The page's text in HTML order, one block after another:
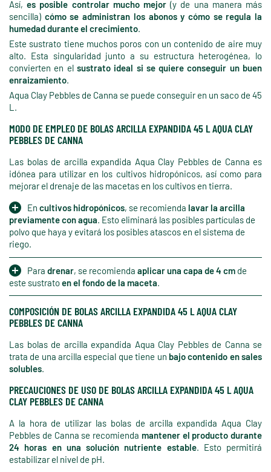
Así,es posible controlar mucho mejor (y de una manera más
sencilla) cómo se administran los abonos y cómo se regula la
humedad durante el crecimiento.
Este sustrato tiene muchos poros con un contenido de aire muy
alto. Esta singularidad junto a su estructura heterogénea, lo
convierten en el sustrato ideal si se quiere conseguir un buen
enraizamiento.
Aqua Clay Pebbles de Canna se puede conseguir en un saco de 45
L.
MODO DE EMPLEO DE BOLAS ARCILLA EXPANDIDA 45 L AQUA CLAY
PEBBLES DE CANNA
Las bolas de arcilla expandida Aqua Clay Pebbles de Canna es
idónea para utilizar en los cultivos hidropónicos, así como para
mejorar el drenaje de las macetas en los cultivos en tierra.
En cultivos hidropónicos, se recomienda lavar la arcilla
previamente con agua. Esto eliminará las posibles partículas de
polvo que haya y evitará los posibles atascos en el sistema de
riego.
Para drenar, se recomienda aplicar una capa de 4 cm de
este sustratoen el fondo de la maceta.
COMPOSICIÓN DE BOLAS ARCILLA EXPANDIDA 45 L AQUA CLAY
PEBBLES DE CANNA
Las bolas de arcilla expandida Aqua Clay Pebbles de Canna se
trata de una arcilla especial que tiene un bajo contenido en sales
solubles.
PRECAUCIONES DE USO DE BOLAS ARCILLA EXPANDIDA 45 L AQUA
CLAY PEBBLES DE CANNA
A la hora de utilizar las bolas de arcilla expandida Aqua Clay
Pebbles de Canna se recomienda mantener el producto durante
24 horas en una solución nutriente estable. Esto permitirá
estabilizar el nivel de pH.